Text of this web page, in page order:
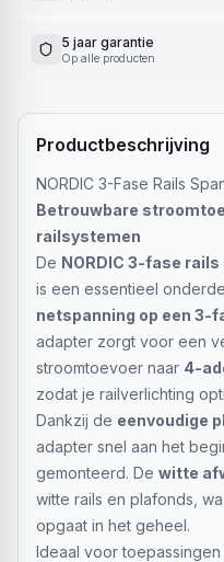
5 jaar garantie
Op alle producten
Productbeschrijving
NORDIC 3-Fase Rails
Betrouwbare
railsystemen
De NORDIC 3-fase
is een essentieel
netspanning op een 3-
adapter zorgt voor een
stroomtoevoer naar 4-
zodat je railverlichting
Dankzij de eenvoudige
adapter snel aan het
gemonteerd. De witte
witte rails en plafonds,
opgaat in het geheel.
Ideaal voor toepassingen